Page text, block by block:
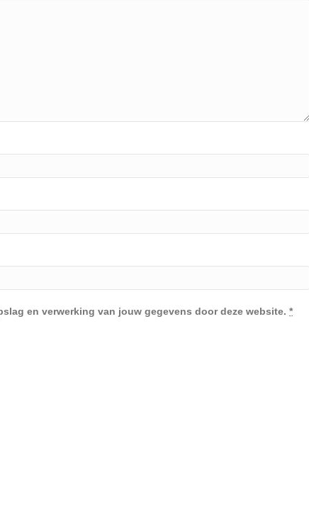
en verwerking van jouw gegevens door deze website. *